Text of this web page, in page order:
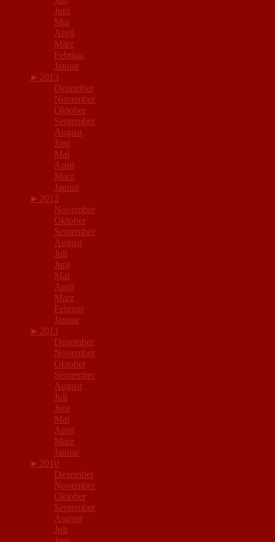
Juni
Mai
April
März
Februar
Januar
► 2013
Dezember
November
Oktober
September
August
Juni
Mai
April
März
Januar
► 2012
November
Oktober
September
August
Juli
Juni
Mai
April
März
Februar
Januar
► 2011
Dezember
November
Oktober
September
August
Juli
Juni
Mai
April
März
Januar
► 2010
Dezember
November
Oktober
September
August
Juli